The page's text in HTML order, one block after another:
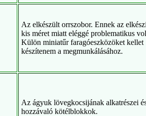
Az elkészült orrszobor. Ennek az
kis méret miatt eléggé problematikus
Külön miniatűr faragóeszközöket kellet
készítenem a megmunkálásához.
Az ágyuk lövegkocsijának alkatrészei
hozzávaló kötélblokkok.